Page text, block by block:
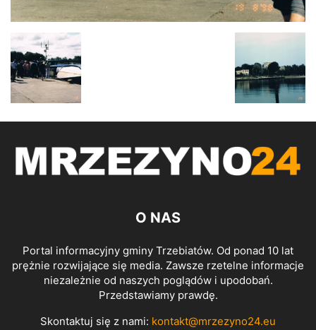
O NAS
Portal informacyjny gminy Trzebiatów. Od ponad 10 lat
prężnie rozwijające się media. Zawsze rzetelne informacje
niezależnie od naszych poglądów i upodobań.
Przedstawiamy prawdę.
Skontaktuj się z nami: kontakt@mrzezyno24.eu